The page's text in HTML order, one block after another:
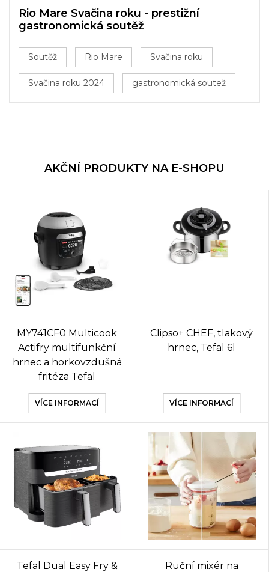
Rio Mare Svačina roku - prestižní
gastronomická soutěž
Soutěž Rio Mare Svačina roku
Svačina roku 2024 gastronomická soutež
AKČNÍ PRODUKTY NA E-SHOPU
MY741CF0 Multicook
Actifry multifunkční
hrnec a horkovzdušná
fritéza Tefal
VÍCE INFORMACÍ
Clipso+ CHEF, tlakový
hrnec, Tefal 6l
VÍCE INFORMACÍ
Tefal Dual Easy Fry &
Ruční mixér na